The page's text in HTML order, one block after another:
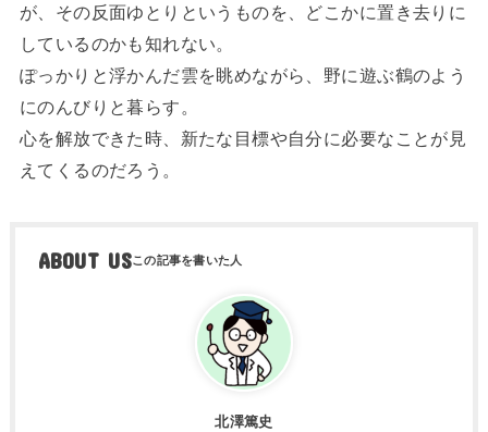
が、その反面ゆとりというものを、どこかに置き去りに
しているのかも知れない。
ぽっかりと浮かんだ雲を眺めながら、野に遊ぶ鶴のよう
にのんびりと暮らす。
心を解放できた時、新たな目標や自分に必要なことが見
えてくるのだろう。
ABOUT US
北澤篤史